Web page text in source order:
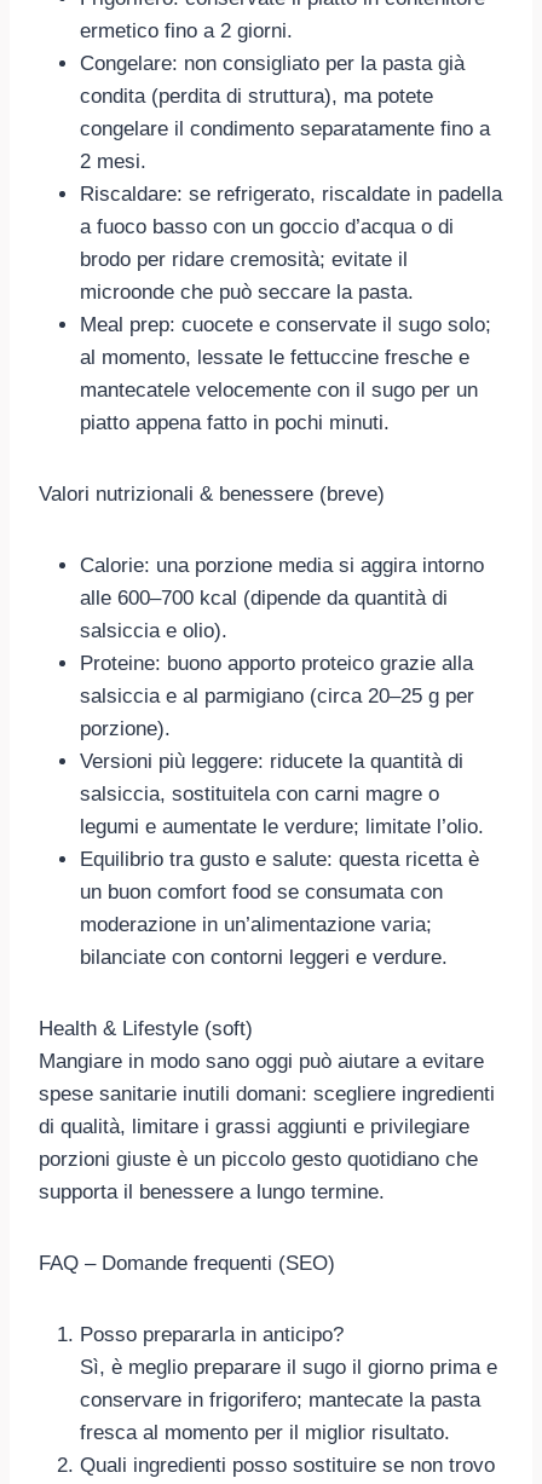
ermetico fino a 2 giorni.
Congelare: non consigliato per la pasta già
condita (perdita di struttura), ma potete
congelare il condimento separatamente fino a
2 mesi.
Riscaldare: se refrigerato, riscaldate in padella
a fuoco basso con un goccio d’acqua o di
brodo per ridare cremosità; evitate il
microonde che può seccare la pasta.
Meal prep: cuocete e conservate il sugo solo;
al momento, lessate le fettuccine fresche e
mantecatele velocemente con il sugo per un
piatto appena fatto in pochi minuti.
Valori nutrizionali & benessere (breve)
Calorie: una porzione media si aggira intorno
alle 600–700 kcal (dipende da quantità di
salsiccia e olio).
Proteine: buono apporto proteico grazie alla
salsiccia e al parmigiano (circa 20–25 g per
porzione).
Versioni più leggere: riducete la quantità di
salsiccia, sostituitela con carni magre o
legumi e aumentate le verdure; limitate l’olio.
Equilibrio tra gusto e salute: questa ricetta è
un buon comfort food se consumata con
moderazione in un’alimentazione varia;
bilanciate con contorni leggeri e verdure.
Health & Lifestyle (soft)
Mangiare in modo sano oggi può aiutare a evitare
spese sanitarie inutili domani: scegliere ingredienti
di qualità, limitare i grassi aggiunti e privilegiare
porzioni giuste è un piccolo gesto quotidiano che
supporta il benessere a lungo termine.
FAQ – Domande frequenti (SEO)
Posso prepararla in anticipo?
Sì, è meglio preparare il sugo il giorno prima e
conservare in frigorifero; mantecate la pasta
fresca al momento per il miglior risultato.
Quali ingredienti posso sostituire se non trovo